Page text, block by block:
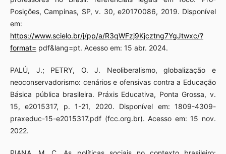
Posições, Campinas, SP, v. 30, e20170086, 2019. Disponível
em:
https://www.scielo.br/j/pp/a/R3qWFzj9Kjcztng7YgJtwxc/?
format= pdf&lang=pt. Acesso em: 15 abr. 2024.
PALÚ, J.; PETRY, O. J. Neoliberalismo, globalização e
neoconservadorismo: cenários e ofensivas contra a Educação
Básica pública brasileira. Práxis Educativa, Ponta Grossa, v.
15, e2015317, p. 1-21, 2020. Disponível em: 1809-4309-
praxeduc-15-e2015317.pdf (fcc.org.br). Acesso em: 15 nov.
2022.